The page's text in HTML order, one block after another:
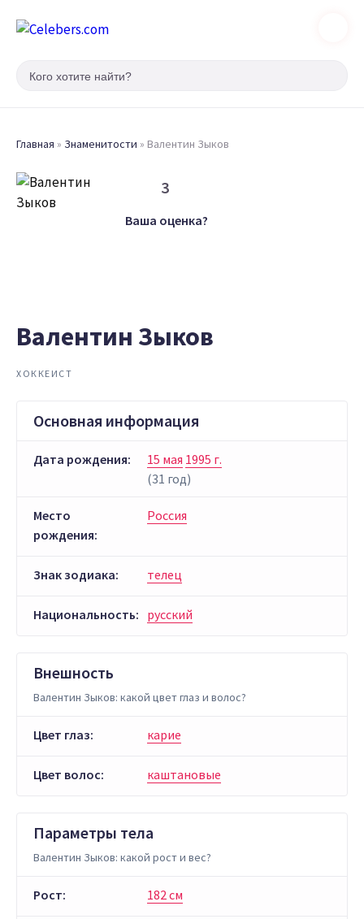
Главная » Знаменитости » Валентин Зыков
3
Ваша оценка?
Валентин Зыков
ХОККЕИСТ
Основная информация
Дата рождения: 15 мая 1995 г.
(31 год)
Место
рождения:
Россия
Знак зодиака: телец
Национальность: русский
Внешность
Валентин Зыков: какой цвет глаз и волос?
Цвет глаз: карие
Цвет волос: каштановые
Параметры тела
Валентин Зыков: какой рост и вес?
Рост: 182 см